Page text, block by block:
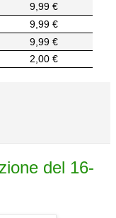
9,99 €
9,99 €
9,99 €
2,00 €
del 16-